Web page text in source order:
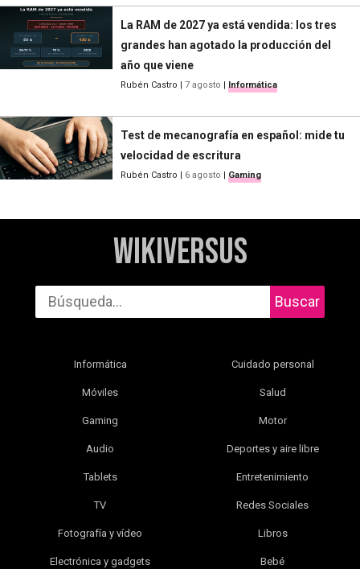
La RAM de 2027 ya está vendida: los tres
grandes han agotado la producción del
año que viene
Rubén Castro | 7 agosto | Informática
Test de mecanografía en español: mide tu
velocidad de escritura
Rubén Castro | 6 agosto | Gaming
WikiVersus
Buscar
Informática
Móviles
Gaming
Audio
Tablets
TV
Fotografía y vídeo
Electrónica y gadgets
Cuidado personal
Salud
Motor
Deportes y aire libre
Entretenimiento
Redes Sociales
Libros
Bebé